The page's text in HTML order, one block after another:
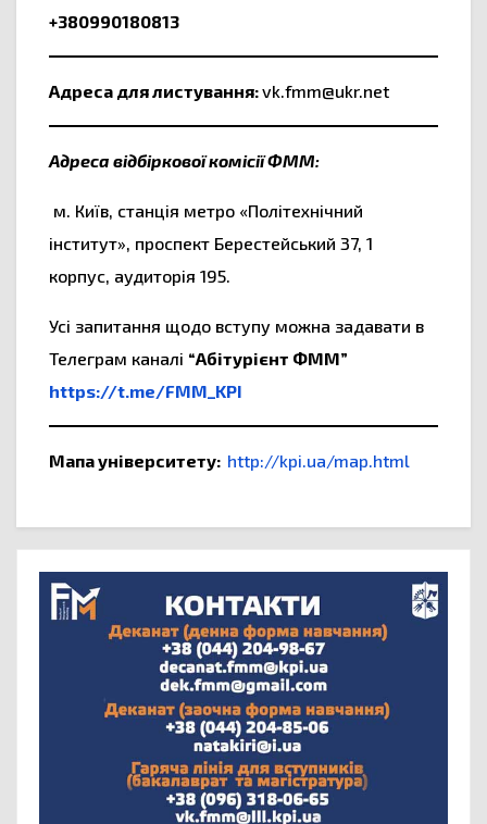
+380990180813
Адреса для листування:vk.fmm@ukr.net
Адреса відбіркової комісії ФММ:
м. Київ, станція метро «Політехнічний
інститут», проспект Берестейський 37, 1
корпус, аудиторія 195.
Усі запитання щодо вступу можна задавати в
Телеграм каналі “Абітурієнт ФММ”
https://t.me/FMM_KPI
Мапа університету: http://kpi.ua/map.html